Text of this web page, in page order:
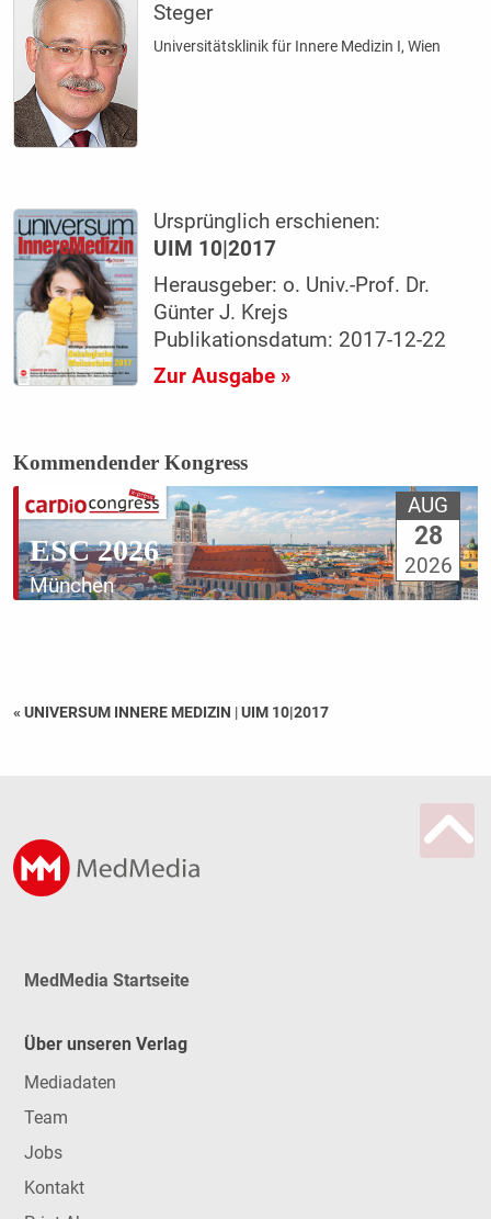
Steger
Universitätsklinik für Innere Medizin I, Wien
Ursprünglich erschienen:
UIM 10|2017
Herausgeber: o. Univ.-Prof. Dr.
Günter J. Krejs
Publikationsdatum: 2017-12-22
Zur Ausgabe »
Kommendender Kongress
ESC 2026
München
AUG
28
2026
« UNIVERSUM INNERE MEDIZIN |UIM 10|2017
MedMedia Startseite
Über unseren Verlag
Mediadaten
Team
Jobs
Kontakt